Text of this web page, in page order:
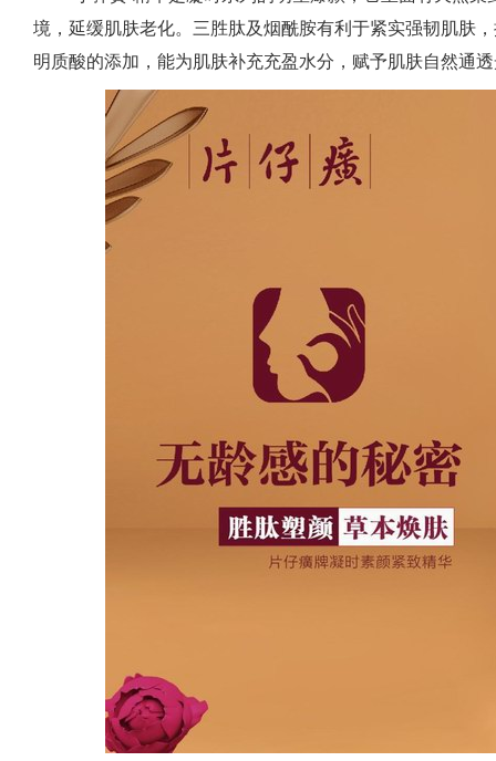
境，延缓肌肤老化。三胜肽及烟酰胺有利于紧实强韧肌肤
明质酸的添加，能为肌肤补充充盈水分，赋予肌肤自然通